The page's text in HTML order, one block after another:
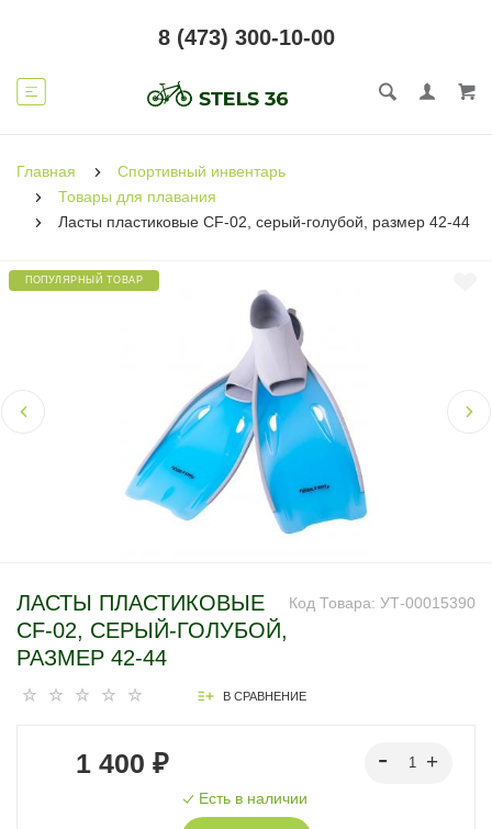
8 (473) 300-10-00
Главная
Спортивный инвентарь
Товары для плавания
Ласты пластиковые CF-02, серый-голубой, размер 42-44
ПОПУЛЯРНЫЙ ТОВАР
Код Товара: УТ-00015390
ЛАСТЫ ПЛАСТИКОВЫЕ
CF-02, СЕРЫЙ-ГОЛУБОЙ,
РАЗМЕР 42-44
В СРАВНЕНИЕ
1 400 ₽
Есть в наличии